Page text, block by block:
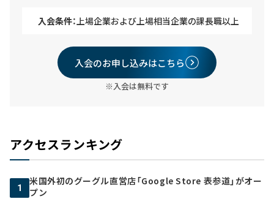
入会条件：上場企業および上場相当企業の課長職以上
入会のお申し込みはこちら
※入会は無料です
アクセスランキング
1
米国外初のグーグル直営店「Google Store 表参道」がオー
プン